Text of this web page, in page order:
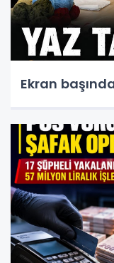
Ekran